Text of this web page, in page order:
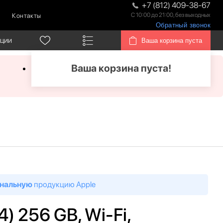
Контакты
+7 (812) 409-38-67
С 10:00 до 21:00, без выходных
Обратный звонок
Ваша корзина пуста
Ваша корзина пуста!
продукцию Apple
256 GB, Wi-Fi,